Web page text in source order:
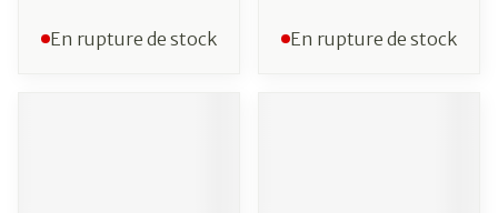
En rupture de stock En rupture de stock